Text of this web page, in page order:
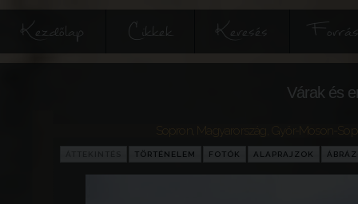
Kezdőlap Cikkek Keresés
Várak és
Sopron Magyarország Győr-Moson-
TÖRTÉNELEM FOTÓK ALAPRAJZOK